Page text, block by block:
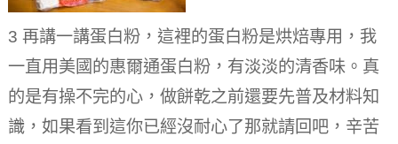
3 再講一講蛋白粉，這裡的蛋白粉是烘焙專用，我
一直用美國的惠爾通蛋白粉，有淡淡的清香味。真
的是有操不完的心，做餅乾之前還要先普及材料知
識，如果看到這你已經沒耐心了那就請回吧，辛苦